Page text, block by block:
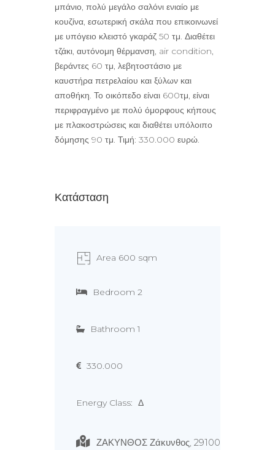
μπάνιο, πολύ μεγάλο σαλόνι ενιαίο με
κουζίνα, εσωτερική σκάλα που επικοινωνεί
με υπόγειο κλειστό γκαράζ 50 τμ. Διαθέτει
τζάκι, αυτόνομη θέρμανση, air condition,
βεράντες 60 τμ, λεβητοστάσιο με
καυστήρα πετρελαίου και ξύλων και
αποθήκη. Το οικόπεδο είναι 600τμ, είναι
περιφραγμένο με πολύ όμορφους κήπους
με πλακοστρώσεις και διαθέτει υπόλοιπο
δόμησης 90 τμ. Τιμή: 330.000 ευρώ.
Κατάσταση
Area 600 sqm
Bedroom 2
Bathroom 1
330.000
Energy Class: Δ
ΖΑΚΥΝΘΟΣ Ζάκυνθος, 29100